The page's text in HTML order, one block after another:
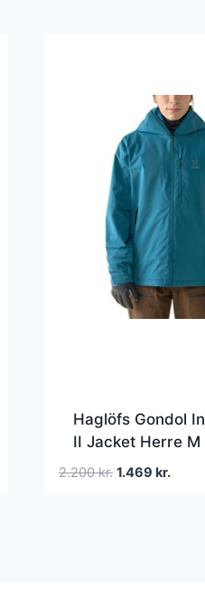
Haglöfs Gondol
II Jacket Herre M
Grøn/Blå
2.200kr. Den
1.469 kr.Den